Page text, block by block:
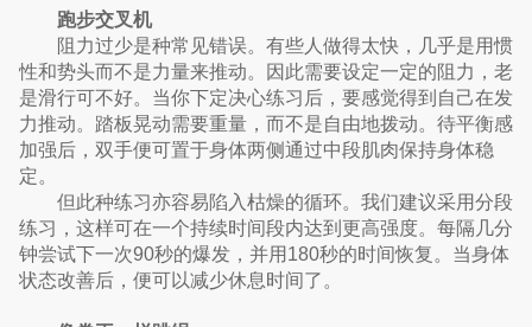
跑步交叉机
阻力过少是种常见错误。有些人做得太快，几乎是用惯
性和势头而不是力量来推动。因此需要设定一定的阻力，老
是滑行可不好。当你下定决心练习后，要感觉得到自己在发
力推动。踏板晃动需要重量，而不是自由地拨动。待平衡感
加强后，双手便可置于身体两侧通过中段肌肉保持身体稳
定。
但此种练习亦容易陷入枯燥的循环。我们建议采用分段
练习，这样可在一个持续时间段内达到更高强度。每隔几分
钟尝试下一次90秒的爆发，并用180秒的时间恢复。当身体
状态改善后，便可以减少休息时间了。